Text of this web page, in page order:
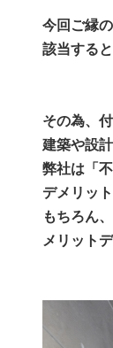
今回ご縁
該当する
その為、
建築や設
弊社は「
デメリッ
もちろん
メリット